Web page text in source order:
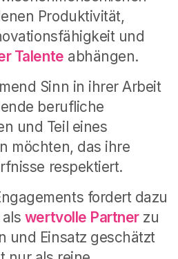
Produktivität,
und
Talente abhängen.
Sinn in ihrer Arbeit
berufliche
und Teil eines
möchten, das ihre
respektiert.
fordert dazu
wertvolle Partnerzu
und Einsatz geschätzt